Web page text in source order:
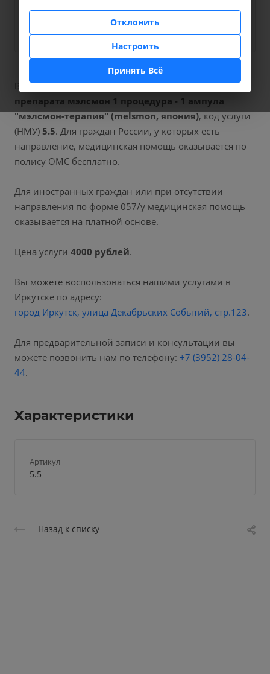
Заказать услугу
В наших клиниках мы проводимвведение
препарата мэлсмон 1 процедура - 1 ампула
"мэлсмон-терапия" (melsmon, япония), код услуги
(НМУ) 5.5. Для граждан России, у которых есть
направление, медицинская помощь оказывается по
полису ОМС бесплатно.
Для иностранных граждан или при отсутствии
направления по форме 057/у медицинская помощь
оказывается на платной основе.
Цена услуги 4000 рублей.
Вы можете воспользоваться нашими услугами в
Иркутске по адресу:
город Иркутск, улица Декабрьских Событий, стр.123.
Для предварительной записи и консультации вы
можете позвонить нам по телефону: +7 (3952) 28-04-
44.
Характеристики
Артикул
5.5
Назад к списку
Отклонить
Настроить
Принять Всё